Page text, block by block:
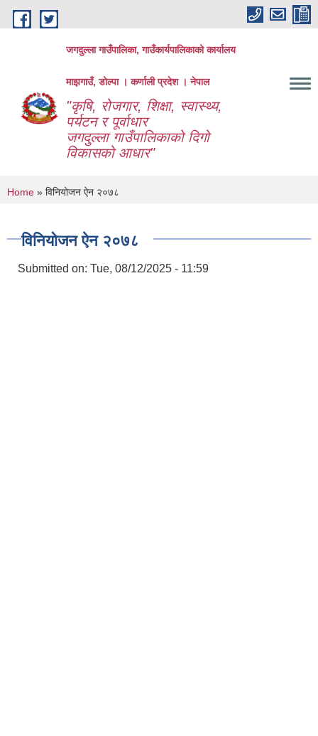
Skip to main content
जगदुल्ला गाउँपालिका, गाउँकार्यपालिकाको कार्यालय
माझगाउँ, डोल्पा । कर्णाली प्रदेश । नेपाल
"कृषि, रोजगार, शिक्षा, स्वास्थ्य,
पर्यटन र पूर्वाधार
जगदुल्ला गाउँपालिकाको दिगो
विकासको आधार"
You are here
Home » विनियोजन ऐन २०७८
विनियोजन ऐन २०७८
Submitted on: Tue, 08/12/2025 - 11:59